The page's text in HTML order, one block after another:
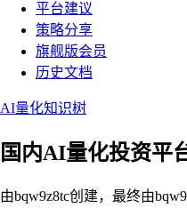
平台建议
策略分享
旗舰版会员
历史文档
AI量化知识树
国内AI量化投资平
由bqw9z8tc创建，最终由